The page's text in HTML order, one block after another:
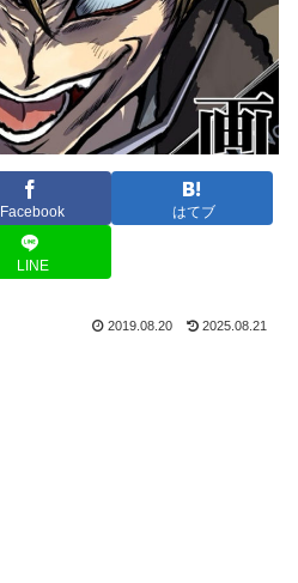
Facebook はてブ
LINE
2019.08.20 2025.08.21